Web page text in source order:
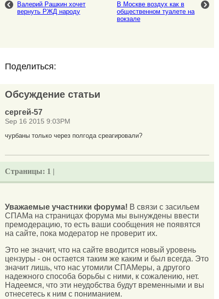
Валерий Рашкин хочет
вернуть РЖД народу
В Москве воздух как в
общественном туалете на
вокзале
Поделиться:
Обсуждение статьи
сергей-57
Sep 16 2015 9:03PM
чурбаны только через полгода среагировали?
Страницы: 1 |
Уважаемые участники форума! В связи с засильем
СПАМа на страницах форума мы вынуждены ввести
премодерацию, то есть ваши сообщения не появятся
на сайте, пока модератор не проверит их.
Это не значит, что на сайте вводится новый уровень
цензуры - он остается таким же каким и был всегда. Это
значит лишь, что нас утомили СПАМеры, а другого
надежного способа борьбы с ними, к сожалению, нет.
Надеемся, что эти неудобства будут временными и вы
отнесетесь к ним с пониманием.